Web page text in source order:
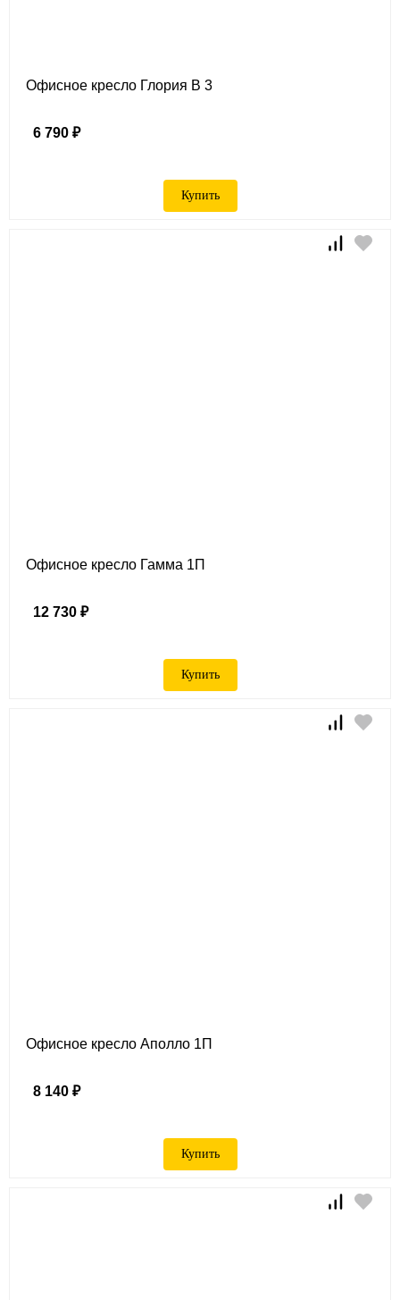
Офисное кресло Глория B 3
6 790 ₽
Купить
Офисное кресло Гамма 1П
12 730 ₽
Купить
Офисное кресло Аполло 1П
8 140 ₽
Купить